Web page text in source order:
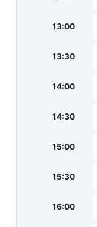
13:00
13:30
14:00
14:30
15:00
15:30
16:00